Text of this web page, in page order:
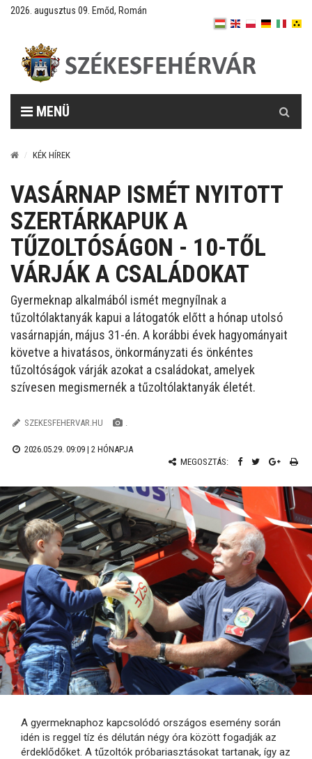
2026. augusztus 09. Emőd, Román
MENÜ
KÉK HÍREK
VASÁRNAP ISMÉT NYITOTT
SZERTÁRKAPUK A
TŰZOLTÓSÁGON - 10-TŐL
VÁRJÁK A CSALÁDOKAT
Gyermeknap alkalmából ismét megnyílnak a
tűzoltólaktanyák kapui a látogatók előtt a hónap utolsó
vasárnapján, május 31-én. A korábbi évek hagyományait
követve a hivatásos, önkormányzati és önkéntes
tűzoltóságok várják azokat a családokat, amelyek
szívesen megismernék a tűzoltólaktanyák életét.
SZEKESFEHERVAR.HU .
2026.05.29. 09:09 | 2 HÓNAPJA
MEGOSZTÁS:
A gyermeknaphoz kapcsolódó országos esemény során
idén is reggel tíz és délután négy óra között fogadják az
érdeklődőket. A tűzoltók próbariasztásokat tartanak, így az